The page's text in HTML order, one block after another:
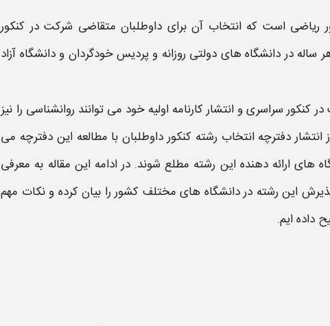
ریاضیاست کهانتخاب آن برای داوطلبان متقاضی شرکت در کنکور
ساله دردانشگاه های دولتی روزانه و پردیس خودگردان ودانشگاه آزاد
کنکور سراسریو انتشار کارنامه اولیه خود می توانند روانشناسی را نیز
انتشار دفترچهانتخاب رشته کنکورداوطلبان با مطالعه این دفترچه می
های ارائه دهنده این رشته مطلع شوند. در ادامه این مقاله به معرفی
این رشته دردانشگاه های مختلف کشور را بیان کرده و نکات مهم
داده ایم.